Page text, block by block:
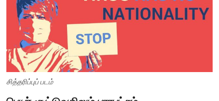
சித்தரிப்புப் படம்